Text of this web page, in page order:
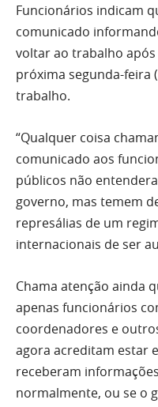
Funcionários indicam
comunicado
voltar ao trabalho
próxima segunda-feira
trabalho.
“Qualquer coisa
comunicado aos
públicos não
governo, mas temem
represálias de um
internacionais de ser
Chama atenção ainda
apenas funcionários
coordenadores e
agora acreditam estar
receberam
normalmente, ou se o